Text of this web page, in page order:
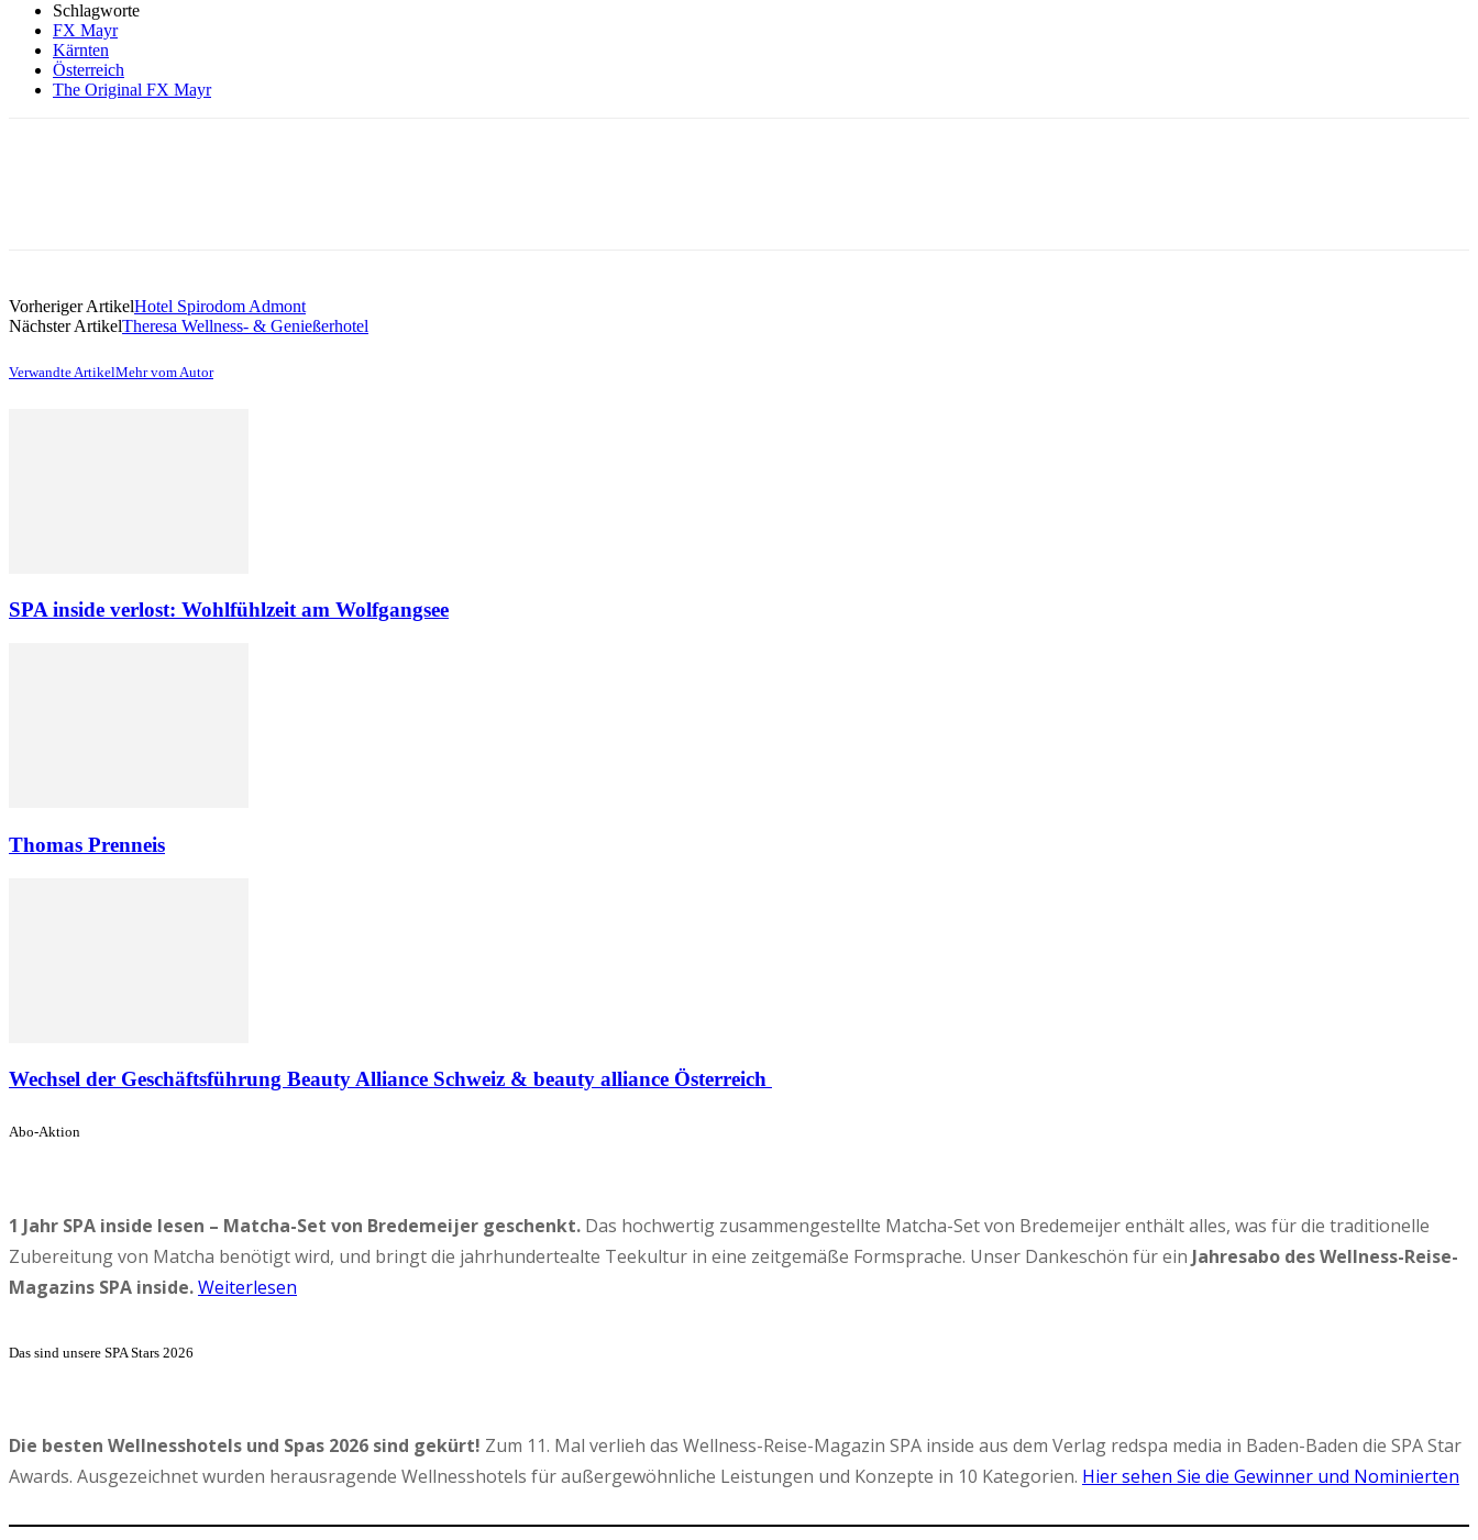
Schlagworte
FX Mayr
Kärnten
Österreich
The Original FX Mayr
Vorheriger ArtikelHotel Spirodom Admont
Nächster ArtikelTheresa Wellness- & Genießerhotel
Verwandte ArtikelMehr vom Autor
SPA inside verlost: Wohlfühlzeit am Wolfgangsee
Thomas Prenneis
Wechsel der Geschäftsführung Beauty Alliance Schweiz & beauty alliance Österreich
Abo-Aktion
1 Jahr SPA inside lesen – Matcha-Set von Bredemeijer geschenkt. Das hochwertig zusammengestellte Matcha-Set von Bredemeijer enthält alles, was für die traditionelle
Zubereitung von Matcha benötigt wird, und bringt die jahrhundertealte Teekultur in eine zeitgemäße Formsprache. Unser Dankeschön für ein Jahresabo des Wellness-Reise-
Magazins SPA inside.Weiterlesen
Das sind unsere SPA Stars 2026
Die besten Wellnesshotels und Spas 2026 sind gekürt! Zum 11. Mal verlieh das Wellness-Reise-Magazin SPA inside aus dem Verlag redspa media in Baden-Baden die SPA Star
Awards. Ausgezeichnet wurden herausragende Wellnesshotels für außergewöhnliche Leistungen und Konzepte in 10 Kategorien. Hier sehen Sie die Gewinner und Nominierten